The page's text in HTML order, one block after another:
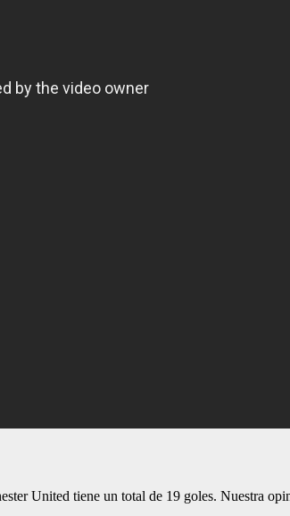
United tiene un total de 19 goles. Nuestra